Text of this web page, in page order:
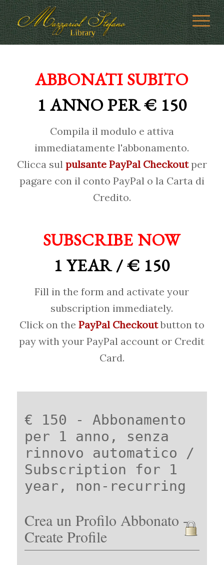
ABBONATI SUBITO
1 ANNO PER € 150
Compila il modulo e attiva
immediatamente l'abbonamento.
Clicca sul pulsante PayPal Checkoutper
pagare con il conto PayPal o la Carta di
Credito.
SUBSCRIBE NOW
1 YEAR / € 150
Fill in the form and activate your
subscription immediately.
Click on the PayPal Checkoutbutton to
pay with your PayPal account or Credit
Card.
€ 150 - Abbonamento
per 1 anno, senza
rinnovo automatico /
Subscription for 1
year, non-recurring
Crea un Profilo Abbonato -
Create Profile